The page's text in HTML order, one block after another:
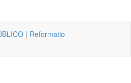
| Reformatio